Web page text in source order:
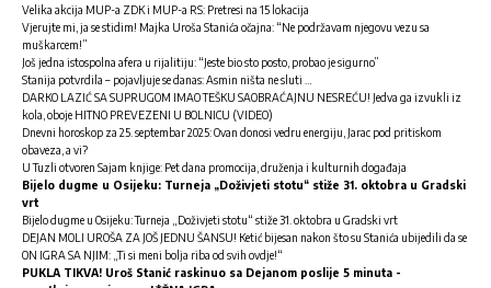
Velika akcija MUP-a ZDK i MUP-a RS: Pretresi na 15 lokacija
Vjerujte mi, ja se stidim! Majka Uroša Stanića očajna: “Ne podržavam njegovu vezu sa
muškarcem!”
Još jedna istospolna afera u rijalitiju: “Jeste bio sto posto, probao je sigurno”
Stanija potvrdila – pojavljuje se danas: Asmin ništa ne sluti …
DARKO LAZIĆ SA SUPRUGOM IMAO TEŠKU SAOBRAĆAJNU NESREĆU! Jedva ga izvukli iz
kola, oboje HITNO PREVEZENI U BOLNICU (VIDEO)
Dnevni horoskop za 25. septembar 2025: Ovan donosi vedru energiju, Jarac pod pritiskom
obaveza, a vi?
U Tuzli otvoren Sajam knjige: Pet dana promocija, druženja i kulturnih događaja
Bijelo dugme u Osijeku: Turneja „Doživjeti stotu“ stiže 31. oktobra u Gradski
vrt
Bijelo dugme u Osijeku: Turneja „Doživjeti stotu“ stiže 31. oktobra u Gradski vrt
DEJAN MOLI UROŠA ZA JOŠ JEDNU ŠANSU! Ketić bijesan nakon što su Stanića ubijedili da se
ON IGRA SA NJIM: „Ti si meni bolja riba od svih ovdje!“
PUKLA TIKVA! Uroš Stanić raskinuo sa Dejanom poslije 5 minuta -